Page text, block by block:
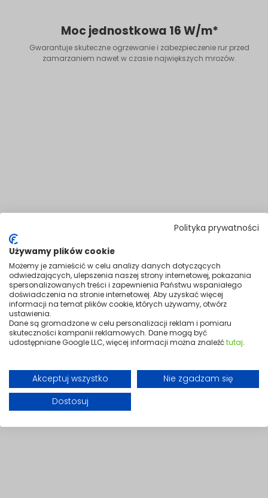
Polityka prywatności
Używamy plików cookie
Możemy je zamieścić w celu analizy danych dotyczących
odwiedzających, ulepszenia naszej strony internetowej, pokazania
spersonalizowanych treści i zapewnienia Państwu wspaniałego
doświadczenia na stronie internetowej. Aby uzyskać więcej
informacji na temat plików cookie, których używamy, otwórz
ustawienia.
Dane są gromadzone w celu personalizacji reklam i pomiaru
skuteczności kampanii reklamowych. Dane mogą być
udostępniane Google LLC, więcej informacji można znaleźćtutaj.
Akceptuj wszystko
Nie zgadzam się
Dostosuj
Moc jednostkowa 16 W/m*
Gwarantuje skuteczne ogrzewanie i zabezpieczenie rur przed
zamarzaniem nawet w czasie największych mrozów.
Wysoka odporność na warunki
atmosferyczne
Klasa ochrony IPX8 chroni przewód przed wilgocią i umożliwia pracę w
trudnych warunkach.